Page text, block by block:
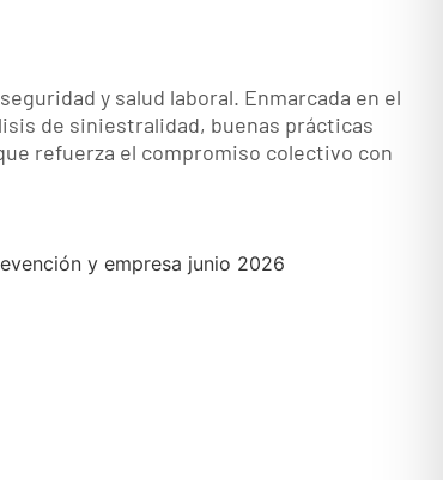
y salud laboral. Enmarcada en el
de siniestralidad, buenas prácticas
refuerza el compromiso colectivo con
y empresa junio 2026